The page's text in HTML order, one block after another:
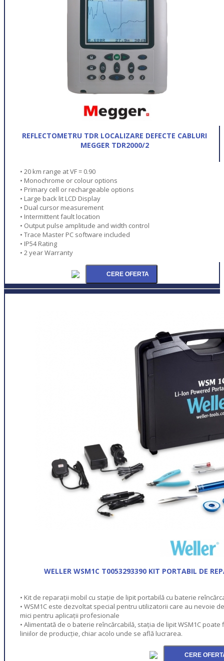
REFLECTOMETRU TDR LOCALIZARE DEFECTE CABLURI
MEGGER TDR2000/2
• 20 km range at VF = 0.90
• Monochrome or colour options
• Primary cell or rechargeable options
• Large back lit LCD Display
• Dual cursor measurement
• Intermittent fault location
• Output pulse amplitude and width control
• Trace Master PC software included
• IP54 Rating
• 2 year Warranty
WELLER WSM1C T0053293390 KIT PORTABIL DE
• Kit de reparații mobil cu stație de lipit portabilă cu baterie
• WSM1C este dezvoltat special pentru utilizatorii care au nevoie
mici pentru aplicații profesionale
• Alimentată de o baterie reîncărcabilă, stația de lipit WSM1C
liniilor de producție, chiar acolo unde se află lucrarea.